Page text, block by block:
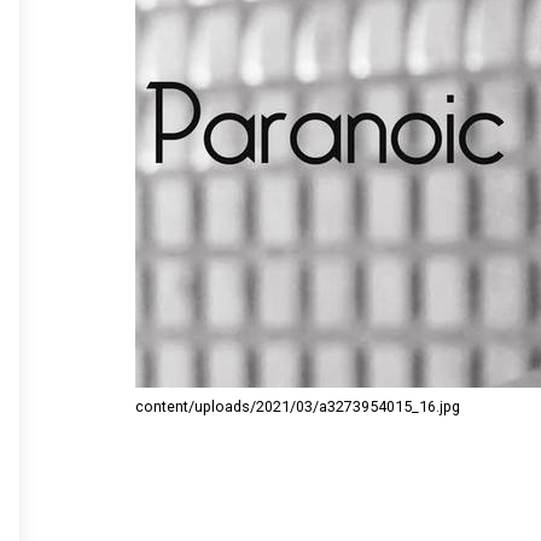
content/uploads/2021/03/a3273954015_16.jpg